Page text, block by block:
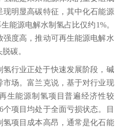
明显高碳特征，其中化石能源
能源电解水制氢占比仅约1%。
度高，推动可再生能源电解水
碳。
氢行业正处于快速发展阶段，碱
场。富兰克说，基于对行业现
生能源制氢项目普遍经济性较
项目均处于全面亏损状态。目
项目成本高昂，通常是化石能